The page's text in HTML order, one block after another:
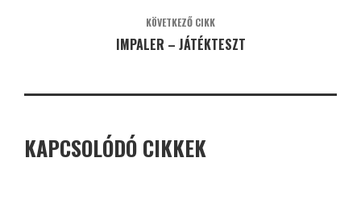
KÖVETKEZŐ CIKK
IMPALER – JÁTÉKTESZT
KAPCSOLÓDÓ CIKKEK